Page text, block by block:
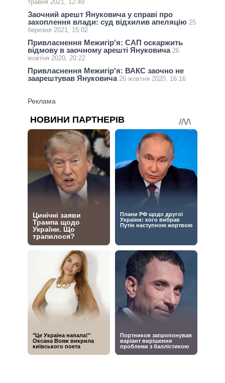
травня 2021, 12:49
Заочний арешт Януковича у справі про
захоплення влади: суд відхилив апеляцію 25
березня 2021, 15:02
Привласнення Межигір'я: САП оскаржить
відмову в заочному арешті Януковича 26
жовтня 2020, 20:22
Привласнення Межигір'я: ВАКС заочно не
заарештував Януковича 26 жовтня 2020, 16:16